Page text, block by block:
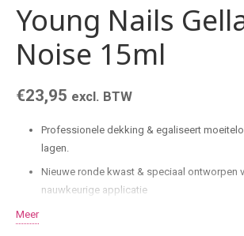
Young Nails
Noise 15ml
€23,95 excl. BTW
Professionele dekking & egaliseert
lagen.
Nieuwe ronde kwast & speciaal ontworpen
nauwkeurige applicatie
Meer